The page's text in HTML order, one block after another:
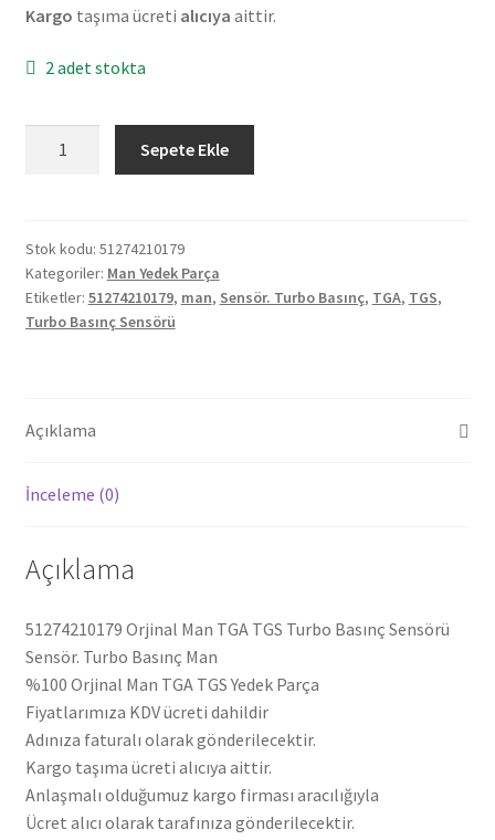
Kargo taşıma ücreti alıcıya aittir.
2 adet stokta
Turbo
Basınç
Sensörü
51274210179
Sepete Ekle
Stok kodu: 51274210179
Kategoriler: Man Yedek Parça
Etiketler: 51274210179, man, Sensör. Turbo Basınç, TGA, TGS,
Turbo Basınç Sensörü
Açıklama
İnceleme (0)
Açıklama
51274210179 Orjinal Man TGA TGS Turbo Basınç Sensörü
Sensör. Turbo Basınç Man
%100 Orjinal Man TGA TGS Yedek Parça
Fiyatlarımıza KDV ücreti dahildir
Adınıza faturalı olarak gönderilecektir.
Kargo taşıma ücreti alıcıya aittir.
Anlaşmalı olduğumuz kargo firması aracılığıyla
Ücret alıcı olarak tarafınıza gönderilecektir.